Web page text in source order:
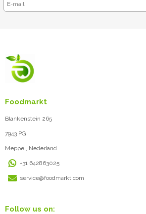
Foodmarkt
Blankenstein 265
7943 PG
Meppel, Nederland
+31 642863025
service@foodmarkt.com
Follow us on: